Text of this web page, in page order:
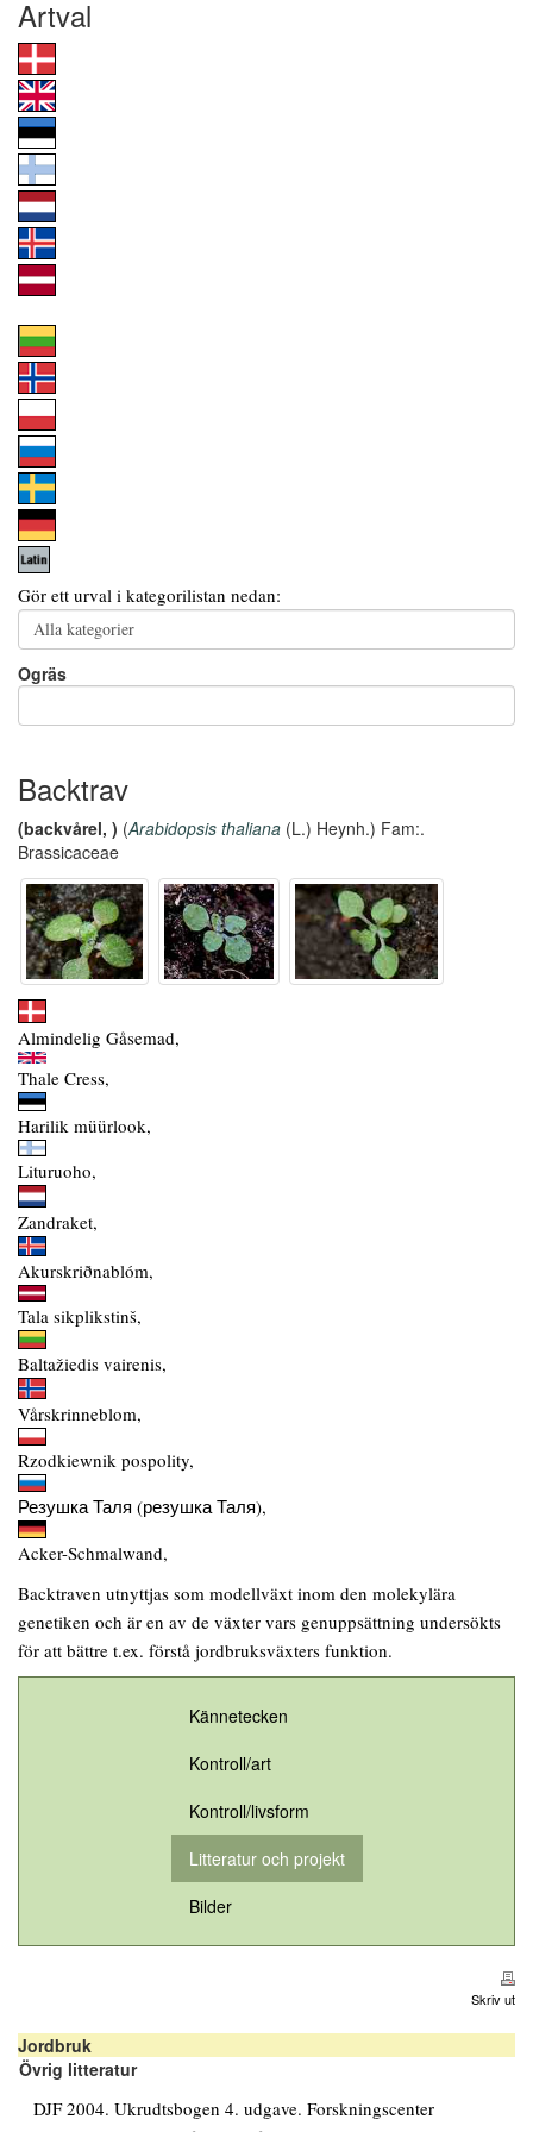
Artval
Gör ett urval i kategorilistan nedan:
Ogräs
Backtrav
(backvårel, ) (Arabidopsis thaliana (L.) Heynh.) Fam:.
Brassicaceae
Almindelig Gåsemad,
Thale Cress,
Harilik müürlook,
Lituruoho,
Zandraket,
Akurskriðnablóm,
Tala sikplikstinš,
Baltažiedis vairenis,
Vårskrinneblom,
Rzodkiewnik pospolity,
Резушка Таля (резушка Таля),
Acker-Schmalwand,
Backtraven utnyttjas som modellväxt inom den molekylära
genetiken och är en av de växter vars genuppsättning undersökts
för att bättre t.ex. förstå jordbruksväxters funktion.
Kännetecken
Kontroll/art
Kontroll/livsform
Litteratur och projekt
Bilder
Skriv ut
Jordbruk
Övrig litteratur
DJF 2004. Ukrudtsbogen 4. udgave. Forskningscenter